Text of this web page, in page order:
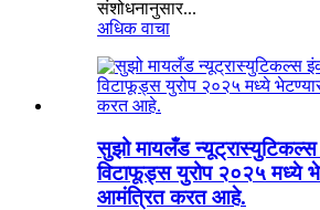
संशोधनानुसार...
अधिक वाचा
सुझो मायलँड न्यूट्रास्युटिकल्स
विटाफूड्स युरोप २०२५ मध्ये
आमंत्रित करत आहे.